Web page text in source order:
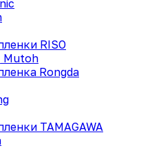
RISO
Mutoh
Rongda
TAMAGAWA